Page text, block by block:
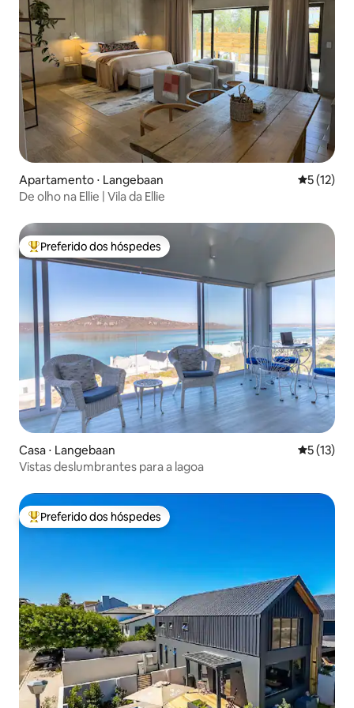
Apartamento ⋅ Langebaan 5 de uma
5 (12)
De olho na Ellie | Vila da Ellie
Entre os melhores preferidos dos hóspedes
Preferido dos hóspedes
Casa ⋅ Langebaan 5 de uma
5 (13)
Vistas deslumbrantes para a lagoa
Entre os melhores preferidos dos hóspedes
Preferido dos hóspedes